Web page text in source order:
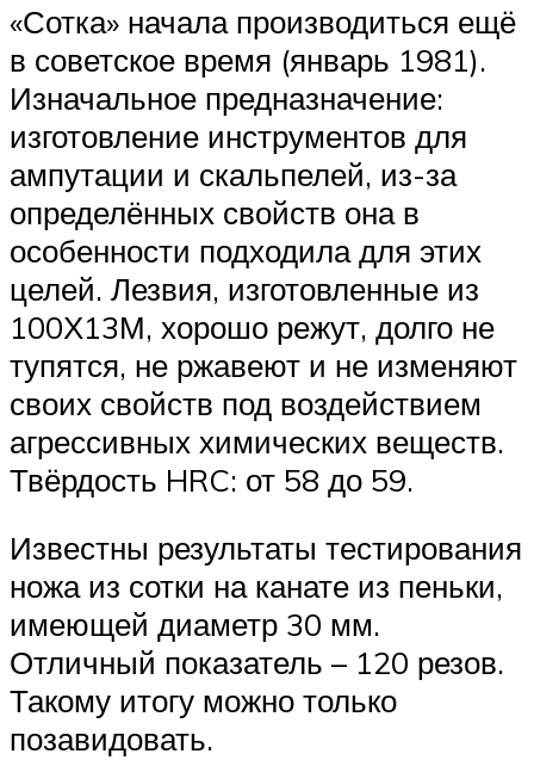
«Сотка» начала производиться ещё
в советское время (январь 1981).
Изначальное предназначение:
изготовление инструментов для
ампутации и скальпелей, из-за
определённых свойств она в
особенности подходила для этих
целей. Лезвия, изготовленные из
100Х13М, хорошо режут, долго не
тупятся, не ржавеют и не изменяют
своих свойств под воздействием
агрессивных химических веществ.
Твёрдость HRC: от 58 до 59.
Известны результаты тестирования
ножа из сотки на канате из пеньки,
имеющей диаметр 30 мм.
Отличный показатель – 120 резов.
Такому итогу можно только
позавидовать.